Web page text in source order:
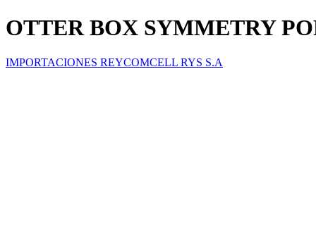
OTTER BOX SYMMETRY
IMPORTACIONES REYCOMCELL RYS S.A